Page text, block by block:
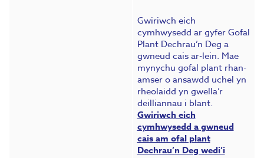
Gwiriwch eich
cymhwysedd ar gyfer Gofal
Plant Dechrau’n Deg a
gwneud cais ar-lein. Mae
mynychu gofal plant rhan-
amser o ansawdd uchel yn
rheolaidd yn gwella’r
deilliannau i blant.
Gwiriwch eich
cymhwysedd a gwneud
cais am ofal plant
Dechrau’n Deg wedi’i